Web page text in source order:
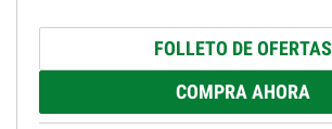
FOLLETO DE OFERTAS
COMPRA AHORA